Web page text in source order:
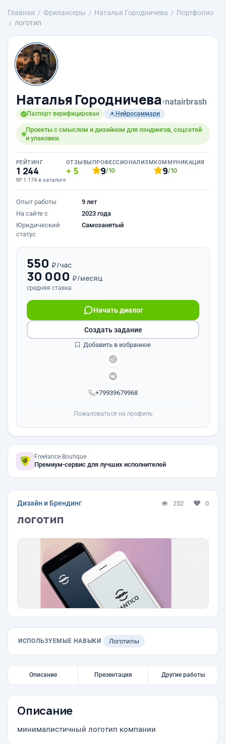
Главная Фрилансеры Наталья Городничева
Портфолио
логотип
Наталья Городничева›natairbrash
Паспорт верифицирован Нейросаммари
Проекты с смыслом и дизайном для лэндингов, соцсетей
и упаковки.
РЕЙТИНГ
1 244
№ 1 174 в каталоге
ОТЗЫВЫ
5
ПРОФЕССИОНАЛИЗМ
9/10
КОММУНИКАЦИЯ
9/10
Опыт работы
9 лет
На сайте с
2023 года
Юридический
статус
Самозанятый
550 ₽/час
30 000 ₽/месяц
средняя ставка
+79939679968
Начать диалог
Создать задание
Добавить в избранное
Пожаловаться на профиль
Freelance.Boutique
Премиум-сервис для лучших исполнителей
Дизайн и Брендинг 252 0
логотип
ИСПОЛЬЗУЕМЫЕ НАВЫКИ Логотипы
Описание Презентация Другие работы
Описание
минималистичный логотип компании